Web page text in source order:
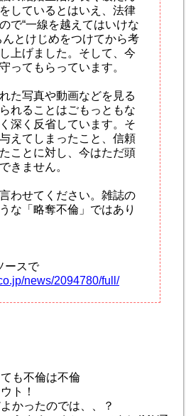
しているとはいえ、法律
で“一線を越えてはいけな
んとけじめをつけてから考
上げました。そして、今
ってもらっています。
た写真や動画などを見る
れることはごもっともな
深く反省しています。そ
えてしまったこと、信頼
ことに対し、今はただ頭
きません。
わせてください。雑誌の
な「略奪不倫」ではあり
ースで
news/2094780/full/
も不倫は不倫
ト！
かったのでは、、？